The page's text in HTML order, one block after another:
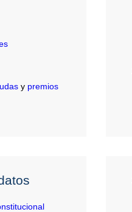
y premios